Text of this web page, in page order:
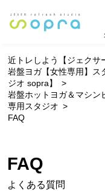
近トレしよう【ジェクサ
岩盤ヨガ【女性専用】ス
ジオ sopra】
岩盤ホットヨガ＆マシン
専用スタジオ
FAQ
FAQ
よくある質問